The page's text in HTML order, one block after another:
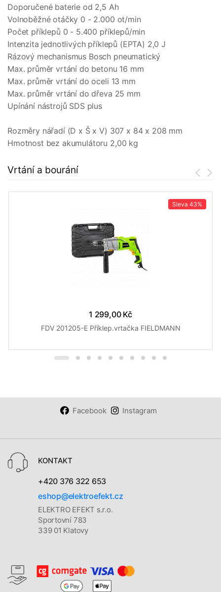
Doporučené baterie od 2,5 Ah
Volnoběžné otáčky 0 - 2.000 ot/min
Počet příklepů 0 - 5.400 příklepů/min
Intenzita jednotlivých příklepů (EPTA) 2,0 J
Rázový mechanismus Bosch pneumatický
Max. průměr vrtání do betonu 16 mm
Max. průměr vrtání do oceli 13 mm
Max. průměr vrtání do dřeva 25 mm
Upínání nástrojů SDS plus
Rozměry nářadí (D x Š x V) 307 x 84 x 208 mm
Hmotnost bez akumulátoru 2,00 kg
Vrtání a bourání
Sleva 43%
1 299,00 Kč
FDV 201205-E Příklep.vrtačka FIELDMANN
Facebook Instagram
KONTAKT
+420 376 322 653
eshop@elektroefekt.cz
ELEKTRO EFEKT s.r.o.
Sportovní 783
339 01 Klatovy